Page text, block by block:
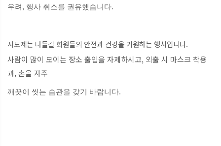
우려, 행사 취소를 권유했습니다.
시도제는 나들길 회원들의 안전과 건강을 기원하는 행사입니다.
사람이 많이 모이는 장소 출입을 자제하시고, 외출 시 마스크 착용
과, 손을 자주
깨끗이 씻는 습관을 갖기 바랍니다.